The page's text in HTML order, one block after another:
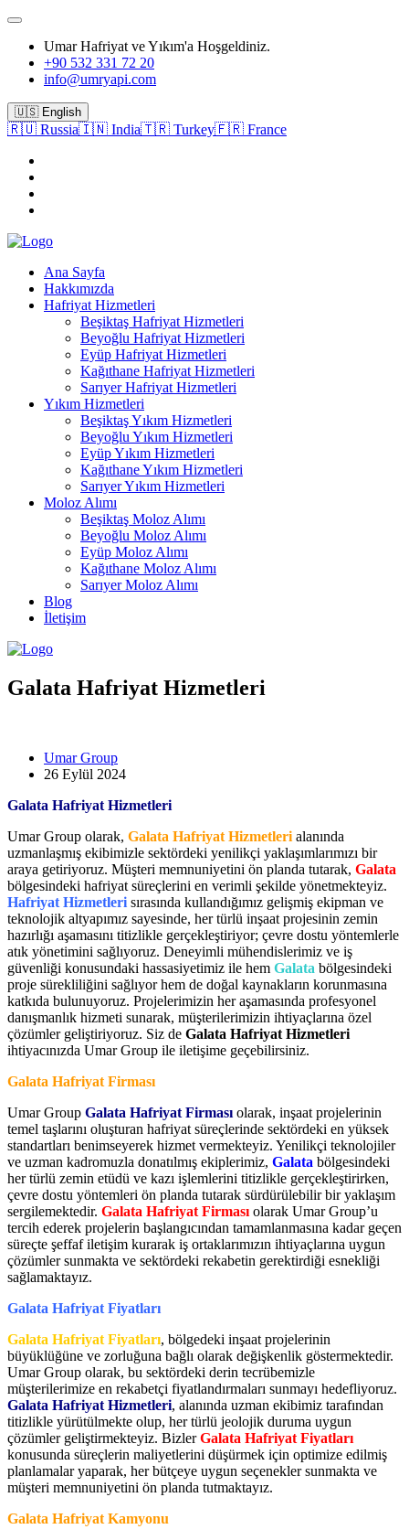
Umar Hafriyat ve Yıkım'a Hoşgeldiniz.
+90 532 331 72 20
info@umryapi.com
🇺🇸 English
🇷🇺 Russia🇮🇳 India🇹🇷 Turkey🇫🇷 France
Ana Sayfa
Hakkımızda
Hafriyat Hizmetleri
Beşiktaş Hafriyat Hizmetleri
Beyoğlu Hafriyat Hizmetleri
Eyüp Hafriyat Hizmetleri
Kağıthane Hafriyat Hizmetleri
Sarıyer Hafriyat Hizmetleri
Yıkım Hizmetleri
Beşiktaş Yıkım Hizmetleri
Beyoğlu Yıkım Hizmetleri
Eyüp Yıkım Hizmetleri
Kağıthane Yıkım Hizmetleri
Sarıyer Yıkım Hizmetleri
Moloz Alımı
Beşiktaş Moloz Alımı
Beyoğlu Moloz Alımı
Eyüp Moloz Alımı
Kağıthane Moloz Alımı
Sarıyer Moloz Alımı
Blog
İletişim
Galata Hafriyat Hizmetleri
Umar Group
26 Eylül 2024
Galata Hafriyat Hizmetleri
Umar Group olarak, Galata Hafriyat Hizmetleri alanında
uzmanlaşmış ekibimizle sektördeki yenilikçi yaklaşımlarımızı bir
araya getiriyoruz. Müşteri memnuniyetini ön planda tutarak, Galata
bölgesindeki hafriyat süreçlerini en verimli şekilde yönetmekteyiz.
Hafriyat Hizmetleri sırasında kullandığımız gelişmiş ekipman ve
teknolojik altyapımız sayesinde, her türlü inşaat projesinin zemin
hazırlığı aşamasını titizlikle gerçekleştiriyor; çevre dostu yöntemlerle
atık yönetimini sağlıyoruz. Deneyimli mühendislerimiz ve iş
güvenliği konusundaki hassasiyetimiz ile hem Galata bölgesindeki
proje sürekliliğini sağlıyor hem de doğal kaynakların korunmasına
katkıda bulunuyoruz. Projelerimizin her aşamasında profesyonel
danışmanlık hizmeti sunarak, müşterilerimizin ihtiyaçlarına özel
çözümler geliştiriyoruz. Siz de Galata Hafriyat Hizmetleri
ihtiyacınızda Umar Group ile iletişime geçebilirsiniz.
Galata Hafriyat Firması
Umar Group Galata Hafriyat Firması olarak, inşaat projelerinin
temel taşlarını oluşturan hafriyat süreçlerinde sektördeki en yüksek
standartları benimseyerek hizmet vermekteyiz. Yenilikçi teknolojiler
ve uzman kadromuzla donatılmış ekiplerimiz, Galata bölgesindeki
her türlü zemin etüdü ve kazı işlemlerini titizlikle gerçekleştirirken,
çevre dostu yöntemleri ön planda tutarak sürdürülebilir bir yaklaşım
sergilemektedir. Galata Hafriyat Firması olarak Umar Group’u
tercih ederek projelerin başlangıcından tamamlanmasına kadar geçen
süreçte şeffaf iletişim kurarak iş ortaklarımızın ihtiyaçlarına uygun
çözümler sunmakta ve sektördeki rekabetin gerektirdiği esnekliği
sağlamaktayız.
Galata Hafriyat Fiyatları
Galata Hafriyat Fiyatları, bölgedeki inşaat projelerinin
büyüklüğüne ve zorluğuna bağlı olarak değişkenlik göstermektedir.
Umar Group olarak, bu sektördeki derin tecrübemizle
müşterilerimize en rekabetçi fiyatlandırmaları sunmayı hedefliyoruz.
Galata Hafriyat Hizmetleri, alanında uzman ekibimiz tarafından
titizlikle yürütülmekte olup, her türlü jeolojik duruma uygun
çözümler geliştirmekteyiz. BizlerGalata Hafriyat Fiyatları
konusunda süreçlerin maliyetlerini düşürmek için optimize edilmiş
planlamalar yaparak, her bütçeye uygun seçenekler sunmakta ve
müşteri memnuniyetini ön planda tutmaktayız.
Galata Hafriyat Kamyonu